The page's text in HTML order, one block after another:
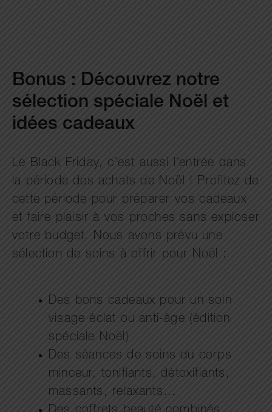
Bonus : Découvrez notre
sélection spéciale Noël et
idées cadeaux
Le Black Friday, c’est aussi l’entrée dans
la période des achats de Noël ! Profitez de
cette période pour préparer vos cadeaux
et faire plaisir à vos proches sans exploser
votre budget. Nous avons prévu une
sélection de soins à offrir pour Noël :
Des bons cadeaux pour un soin
visage éclat ou anti-âge (édition
spéciale Noël)
Des séances de soins du corps
minceur, tonifiants, détoxifiants,
massants, relaxants…